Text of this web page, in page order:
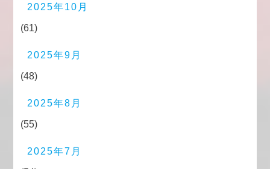
2025年10月
(61)
2025年9月
(48)
2025年8月
(55)
2025年7月